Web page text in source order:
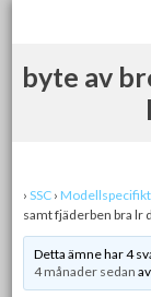
content
byte av
› SSC › Modellspecifikt
samt fjäderben bra lr
Detta ämne har 4
4 månader sedan av